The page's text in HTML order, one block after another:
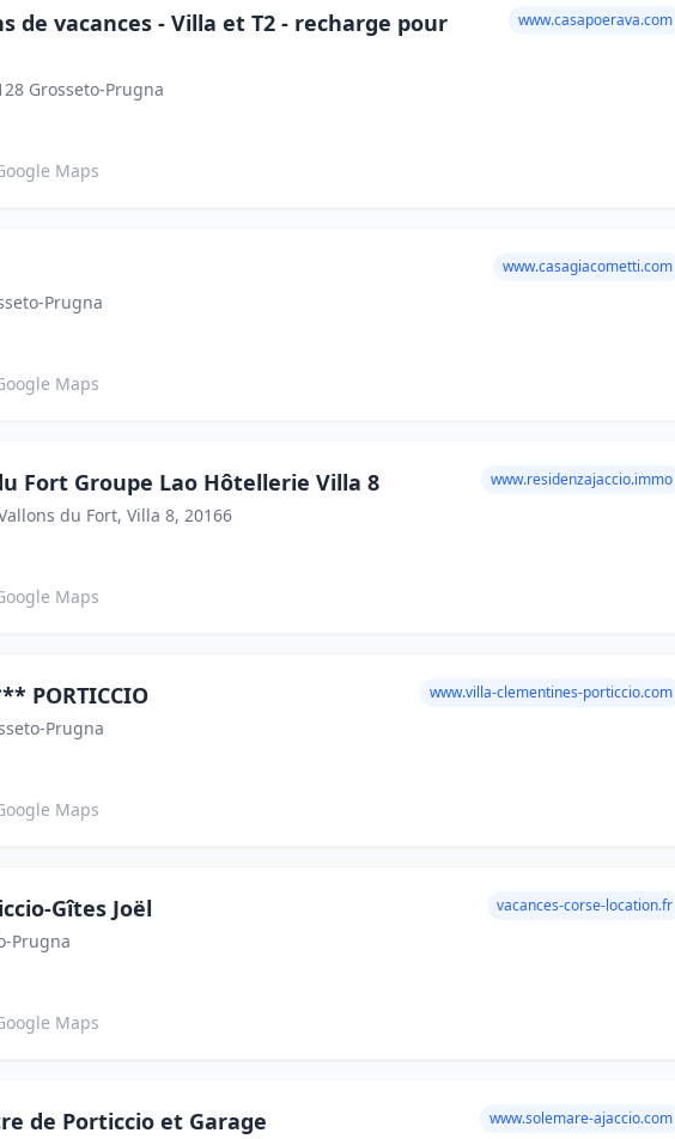
de vacances - Villa et T2 - recharge pour
Grosseto-Prugna
www.casapoerava.com
Maps
Prugna
www.casagiacometti.com
Maps
Fort Groupe Lao Hôtellerie Villa 8
du Fort, Villa 8, 20166
www.residenzajaccio.immo
Maps
PORTICCIO
Prugna
www.villa-clementines-porticcio.com
Maps
Gîtes Joël
Prugna
vacances-corse-location.fr
Maps
de Porticcio et Garage www.solemare-ajaccio.com